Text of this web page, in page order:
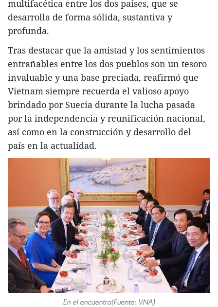
multifacética entre los dos países, que se
desarrolla de forma sólida, sustantiva y
profunda.
Tras destacar que la amistad y los sentimientos
entrañables entre los dos pueblos son un tesoro
invaluable y una base preciada, reafirmó que
Vietnam siempre recuerda el valioso apoyo
brindado por Suecia durante la lucha pasada
por la independencia y reunificación nacional,
así como en la construcción y desarrollo del
país en la actualidad.
En el encuentro(Fuente: VNA)